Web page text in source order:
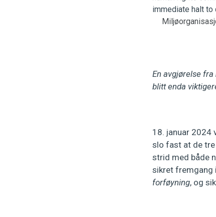
En avgjørelse
blitt enda
18. januar 2024
slo fast at de tre
strid med både
sikret fremgang
forføyning, og